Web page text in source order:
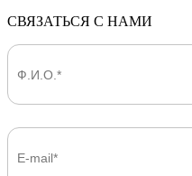
СВЯЗАТЬСЯ С НАМИ